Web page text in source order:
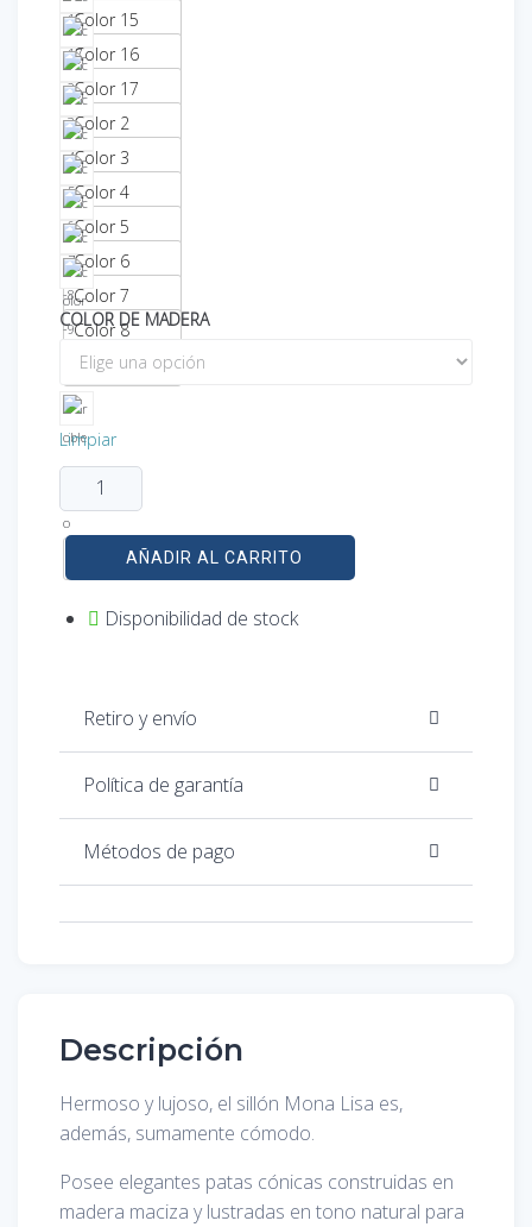
Color 15
Color 16
Color 17
Color 2
Color 3
Color 4
Color 5
Color 6
Color 7
Color 8
Color 9
COLOR DE MADERA
Roble claro
Limpiar
AÑADIR AL CARRITO
Disponibilidad de stock
Retiro y envío
Política de garantía
Métodos de pago
Descripción
Hermoso y lujoso, el sillón Mona Lisa es,
además, sumamente cómodo.
Posee elegantes patas cónicas construidas en
madera maciza y lustradas en tono natural para